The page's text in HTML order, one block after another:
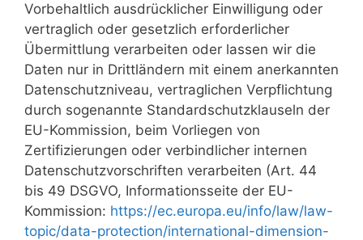
Vorbehaltlich ausdrücklicher Einwilligung oder
vertraglich oder gesetzlich erforderlicher
Übermittlung verarbeiten oder lassen wir die
Daten nur in Drittländern mit einem anerkannten
Datenschutzniveau, vertraglichen Verpflichtung
durch sogenannte Standardschutzklauseln der
EU-Kommission, beim Vorliegen von
Zertifizierungen oder verbindlicher internen
Datenschutzvorschriften verarbeiten (Art. 44
bis 49 DSGVO, Informationsseite der EU-
Kommission: https://ec.europa.eu/info/law/law-
topic/data-protection/international-dimension-